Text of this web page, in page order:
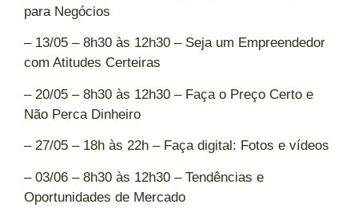
para Negócios
– 13/05 – 8h30 às 12h30 – Seja um Empreendedor
com Atitudes Certeiras
– 20/05 – 8h30 às 12h30 – Faça o Preço Certo e
Não Perca Dinheiro
– 27/05 – 18h às 22h – Faça digital: Fotos e vídeos
– 03/06 – 8h30 às 12h30 – Tendências e
Oportunidades de Mercado